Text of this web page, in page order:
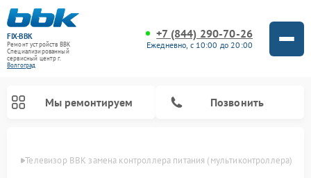
FIX-BBK
Ремонт устройств BBK
Специализированный
cервисный центр г.
Волгоград
+7 (844) 290-70-26
Ежедневно, с 10:00 до 20:00
Мы ремонтируем Позвонить
Телевизор BBK замена контроллера питания (мультиконтроллера)